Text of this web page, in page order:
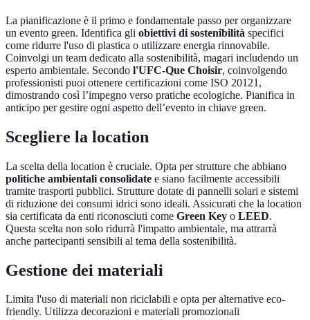
La pianificazione è il primo e fondamentale passo per organizzare
un evento green. Identifica gli obiettivi di sostenibilità specifici
come ridurre l'uso di plastica o utilizzare energia rinnovabile.
Coinvolgi un team dedicato alla sostenibilità, magari includendo un
esperto ambientale. Secondo l'UFC-Que Choisir, coinvolgendo
professionisti puoi ottenere certificazioni come ISO 20121,
dimostrando così l’impegno verso pratiche ecologiche. Pianifica in
anticipo per gestire ogni aspetto dell’evento in chiave green.
Scegliere la location
La scelta della location è cruciale. Opta per strutture che abbiano
politiche ambientali consolidate e siano facilmente accessibili
tramite trasporti pubblici. Strutture dotate di pannelli solari e sistemi
di riduzione dei consumi idrici sono ideali. Assicurati che la location
sia certificata da enti riconosciuti come Green Key o LEED.
Questa scelta non solo ridurrà l'impatto ambientale, ma attrarrà
anche partecipanti sensibili al tema della sostenibilità.
Gestione dei materiali
Limita l'uso di materiali non riciclabili e opta per alternative eco-
friendly. Utilizza decorazioni e materiali promozionali